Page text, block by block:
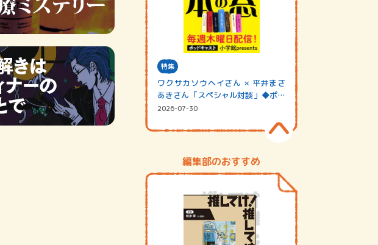
特集
ワクサカソウヘイさん × 平井まさ
あきさん「スペシャル対談」◆ポッ
ドキャスト…
2026-07-30
編集部のおすすめ